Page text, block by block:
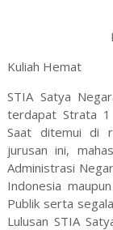
Kuliah Hemat
STIA Satya
terdapat Strata 1
Saat ditemui di
jurusan ini,
Administrasi
Indonesia
Publik serta
Lulusan STIA